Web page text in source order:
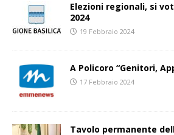
Elezioni regionali, si
2024
19 Febbraio 2024
A Policoro “Genitori,
17 Febbraio 2024
Tavolo permanente